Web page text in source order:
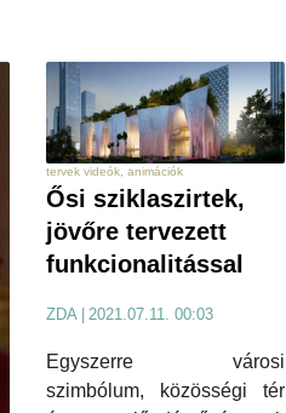
tervek videók, animációk
Ősi sziklaszirtek,
jövőre tervezett
funkcionalitással
ZDA 2021.07.11. 00:03
Egyszerre városi
szimbólum, közösségi tér